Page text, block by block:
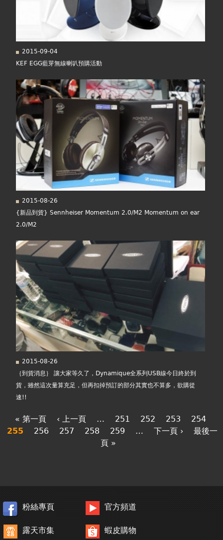
2015-09-04
KEF EGG藍芽無線喇叭預購活動
2015-08-26
{新品到貨} Sennheiser Momentum 2.0/M2 Momentum on ear
2.0/M2
2015-08-26
｛到貨消息｝ 讓大家等久了，Dynamique全系列USB線今日終於到
貨，雖然這次量算充足，但再扣掉預訂的部分其實也不算多，欲購從
速!!
« 第一頁 ‹ 上一頁 … 251 252 253
254
255
256 257 258 259 … 下一頁 ›
最後一
頁 »
粉絲專頁 官方頻道
露天市集 蝦皮購物